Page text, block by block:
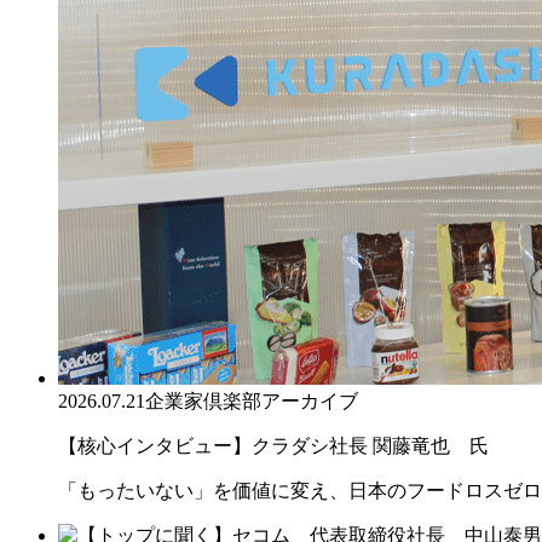
2026.07.21企業家倶楽部アーカイブ
【核心インタビュー】クラダシ社長 関藤竜也 氏
「もったいない」を価値に変え、日本のフードロスゼ